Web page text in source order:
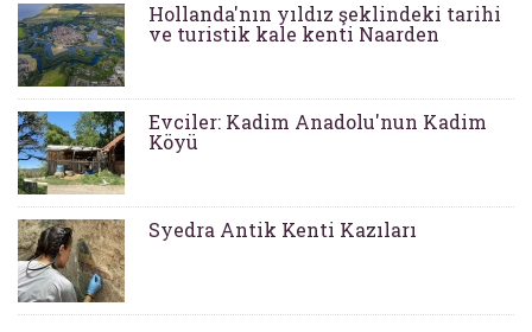
Hollanda'nın yıldız şeklindeki tarihi
ve turistik kale kenti Naarden
Evciler: Kadim Anadolu'nun Kadim
Köyü
Syedra Antik Kenti Kazıları